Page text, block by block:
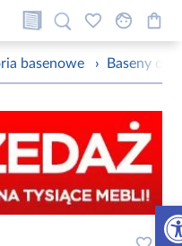
basenowe › Baseny